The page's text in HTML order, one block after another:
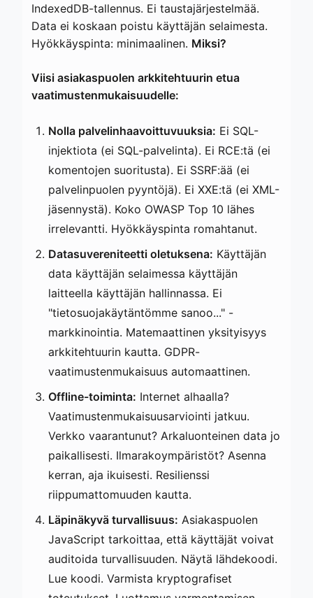
IndexedDB-tallennus. Ei taustajärjestelmää.
Data ei koskaan poistu käyttäjän selaimesta.
Hyökkäyspinta: minimaalinen. Miksi?
Viisi asiakaspuolen arkkitehtuurin etua
vaatimustenmukaisuudelle:
Nolla palvelinhaavoittuvuuksia: Ei SQL-
injektiota (ei SQL-palvelinta). Ei RCE:tä (ei
komentojen suoritusta). Ei SSRF:ää (ei
palvelinpuolen pyyntöjä). Ei XXE:tä (ei XML-
jäsennystä). Koko OWASP Top 10 lähes
irrelevantti. Hyökkäyspinta romahtanut.
Datasuvereniteetti oletuksena: Käyttäjän
data käyttäjän selaimessa käyttäjän
laitteella käyttäjän hallinnassa. Ei
"tietosuojakäytäntömme sanoo..." -
markkinointia. Matemaattinen yksityisyys
arkkitehtuurin kautta. GDPR-
vaatimustenmukaisuus automaattinen.
Offline-toiminta: Internet alhaalla?
Vaatimustenmukaisuusarviointi jatkuu.
Verkko vaarantunut? Arkaluonteinen data jo
paikallisesti. Ilmarakoympäristöt? Asenna
kerran, aja ikuisesti. Resilienssi
riippumattomuuden kautta.
Läpinäkyvä turvallisuus: Asiakaspuolen
JavaScript tarkoittaa, että käyttäjät voivat
auditoida turvallisuuden. Näytä lähdekoodi.
Lue koodi. Varmista kryptografiset